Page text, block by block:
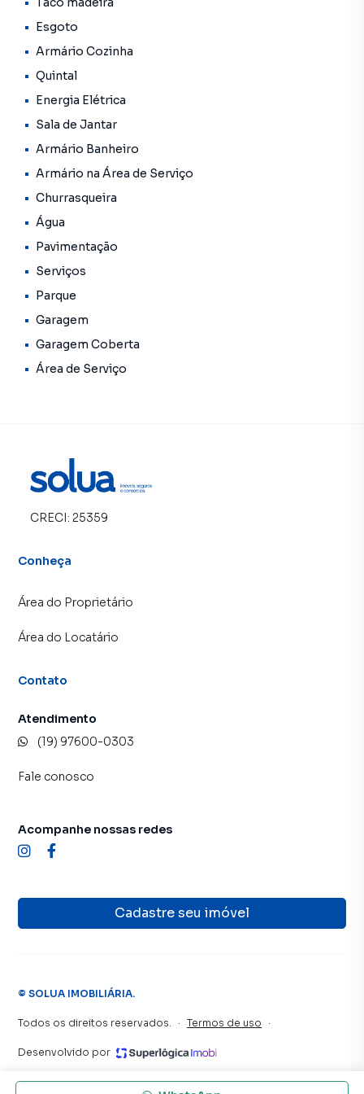
nossos corretores! CRECI 25359J **OBS: Os imóveis
constantes neste site, estão sujeitos a sofrer alterações
em seus valores, bem como a disponibilidade.
Reservamos o direito de qualquer erro de digitação.Ligue e
agende sua visita.
Esgoto
Armário Cozinha
Quintal
Energia Elétrica
Sala de Jantar
Armário Banheiro
Armário na Área de Serviço
Churrasqueira
Água
Pavimentação
Serviços
Parque
Garagem
Garagem Coberta
Área de Serviço
CRECI: 25359
Conheça
Área do Proprietário
Área do Locatário
Contato
Atendimento
(19) 97600-0303
Fale conosco
Cadastre seu imóvel
Acompanhe nossas redes
© SOLUA IMOBILIÁRIA.
Todos os direitos reservados. · Termos de uso ·
Desenvolvido por